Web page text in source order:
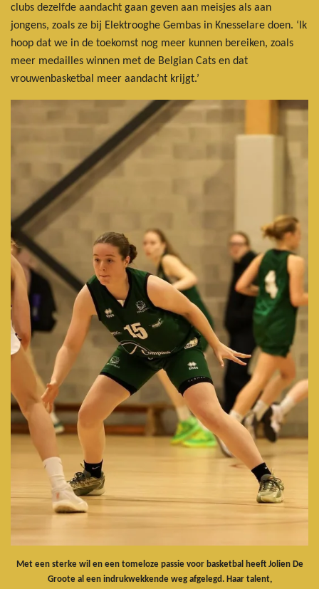
clubs dezelfde aandacht gaan geven aan meisjes als aan
jongens, zoals ze bij Elektrooghe Gembas in Knesselare doen. ‘Ik
hoop dat we in de toekomst nog meer kunnen bereiken, zoals
meer medailles winnen met de Belgian Cats en dat
vrouwenbasketbal meer aandacht krijgt.’
Met een sterke wil en een tomeloze passie voor basketbal heeft Jolien De
Groote al een indrukwekkende weg afgelegd. Haar talent,